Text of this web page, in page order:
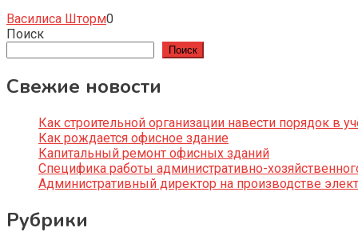
Василиса Шторм0
Поиск
Поиск
Свежие новости
Как строительной организации навести порядок в
Как рождается офисное здание
Капитальный ремонт офисных зданий
Специфика работы административно-
Административный директор на производстве
Рубрики